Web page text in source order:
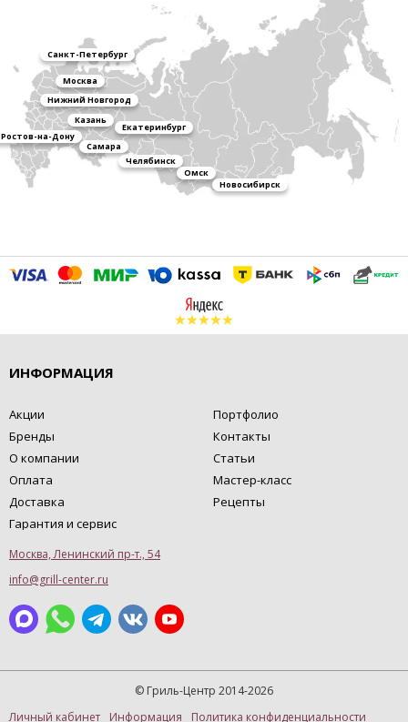
Санкт-Петербург
Москва
Нижний Новгород
Казань
Екатеринбург
Ростов-на-Дону
Самара
Челябинск
Омск
Новосибирск
ИНФОРМАЦИЯ
Акции
Бренды
О компании
Оплата
Доставка
Гарантия и сервис
Портфолио
Контакты
Статьи
Мастер-класс
Рецепты
Москва, Ленинский пр-т., 54
info@grill-center.ru
© Гриль-Центр 2014-2026
Личный кабинет
Информация Политика конфиденциальности